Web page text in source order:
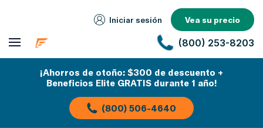
Iniciar sesión Vea su precio
(800) 253-8203
¡Ahorros de otoño: $300 de descuento +
Beneficios Elite GRATIS durante 1 año!
(800) 506-4640